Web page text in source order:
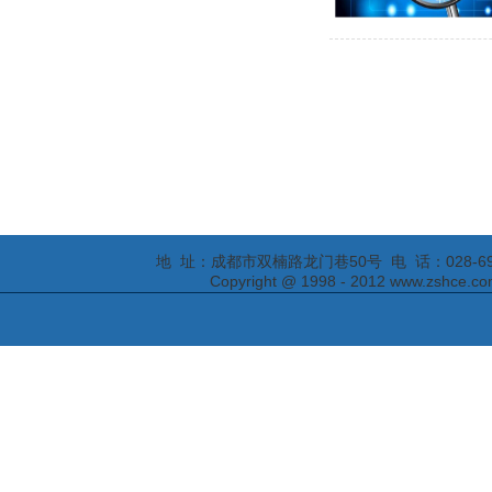
地 址：成都市双楠路龙门巷50号 电 话：028-
Copyright @ 1998 - 2012